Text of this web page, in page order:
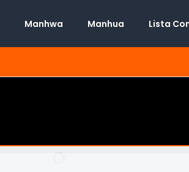
Manhwa Manhua Lista